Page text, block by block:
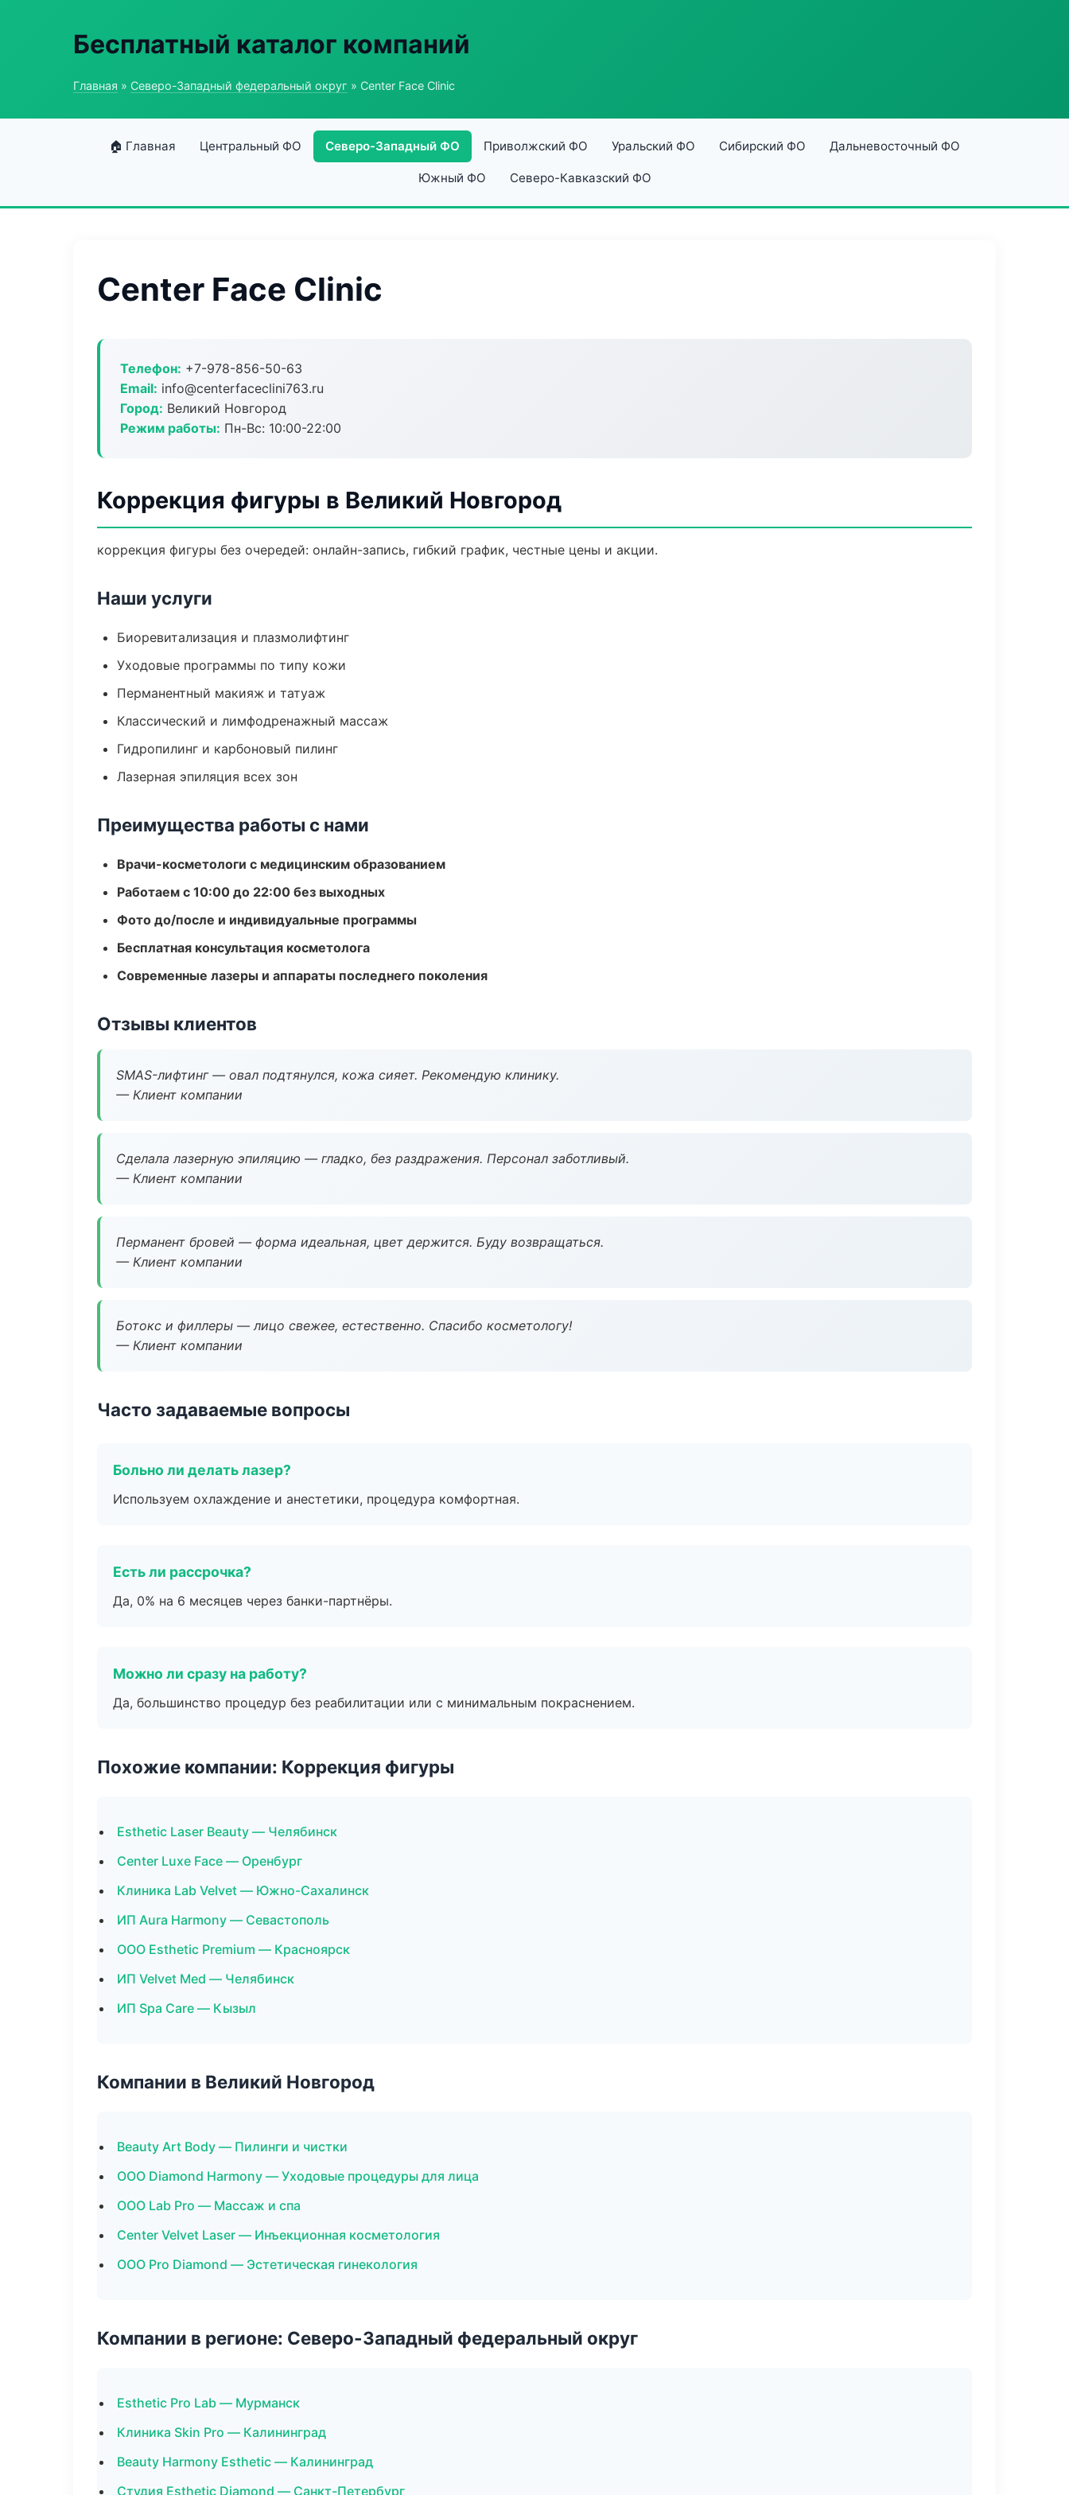
Бесплатный каталог компаний
Главная » Северо-Западный федеральный округ » Center Face Clinic
🏠 Главная Центральный ФО Северо-Западный ФО Приволжский ФО Уральский ФО Сибирский ФО Дальневосточный ФО
Южный ФО Северо-Кавказский ФО
Center Face Clinic
Телефон: +7-978-856-50-63
Email: info@centerfaceclini763.ru
Город: Великий Новгород
Режим работы: Пн-Вс: 10:00-22:00
Коррекция фигуры в Великий Новгород
коррекция фигуры без очередей: онлайн-запись, гибкий график, честные цены и акции.
Наши услуги
Биоревитализация и плазмолифтинг
Уходовые программы по типу кожи
Перманентный макияж и татуаж
Классический и лимфодренажный массаж
Гидропилинг и карбоновый пилинг
Лазерная эпиляция всех зон
Преимущества работы с нами
Врачи-косметологи с медицинским образованием
Работаем с 10:00 до 22:00 без выходных
Фото до/после и индивидуальные программы
Бесплатная консультация косметолога
Современные лазеры и аппараты последнего поколения
Отзывы клиентов
SMAS-лифтинг — овал подтянулся, кожа сияет. Рекомендую клинику.
— Клиент компании
Сделала лазерную эпиляцию — гладко, без раздражения. Персонал заботливый.
— Клиент компании
Перманент бровей — форма идеальная, цвет держится. Буду возвращаться.
— Клиент компании
Ботокс и филлеры — лицо свежее, естественно. Спасибо косметологу!
— Клиент компании
Часто задаваемые вопросы
Больно ли делать лазер?
Используем охлаждение и анестетики, процедура комфортная.
Есть ли рассрочка?
Да, 0% на 6 месяцев через банки-партнёры.
Можно ли сразу на работу?
Да, большинство процедур без реабилитации или с минимальным покраснением.
Похожие компании: Коррекция фигуры
Esthetic Laser Beauty — Челябинск
Center Luxe Face — Оренбург
Клиника Lab Velvet — Южно-Сахалинск
ИП Aura Harmony — Севастополь
ООО Esthetic Premium — Красноярск
ИП Velvet Med — Челябинск
ИП Spa Care — Кызыл
Компании в Великий Новгород
Beauty Art Body — Пилинги и чистки
ООО Diamond Harmony — Уходовые процедуры для лица
ООО Lab Pro — Массаж и спа
Center Velvet Laser — Инъекционная косметология
ООО Pro Diamond — Эстетическая гинекология
Компании в регионе: Северо-Западный федеральный округ
Esthetic Pro Lab — Мурманск
Клиника Skin Pro — Калининград
Beauty Harmony Esthetic — Калининград
Студия Esthetic Diamond — Санкт-Петербург